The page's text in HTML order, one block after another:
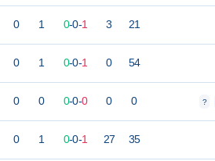
0 1 0-0-1 3 21
0 1 0-0-1 0 54
0 0 0-0-0 0 0 ?
0 1 0-0-1 27 35